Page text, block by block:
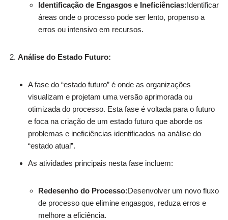
Identificação de Engasgos e Ineficiências:Identificar
áreas onde o processo pode ser lento, propenso a
erros ou intensivo em recursos.
Análise do Estado Futuro:
A fase do “estado futuro” é onde as organizações
visualizam e projetam uma versão aprimorada ou
otimizada do processo. Esta fase é voltada para o futuro
e foca na criação de um estado futuro que aborde os
problemas e ineficiências identificados na análise do
“estado atual”.
As atividades principais nesta fase incluem:
Redesenho do Processo:Desenvolver um novo fluxo
de processo que elimine engasgos, reduza erros e
melhore a eficiência.